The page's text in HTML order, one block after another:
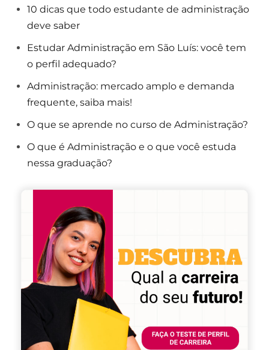
10 dicas que todo estudante de administração
deve saber
Estudar Administração em São Luís: você tem
o perfil adequado?
Administração: mercado amplo e demanda
frequente, saiba mais!
O que se aprende no curso de Administração?
O que é Administração e o que você estuda
nessa graduação?